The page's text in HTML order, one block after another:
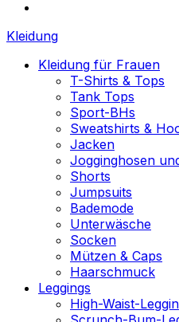
Kleidung
Kleidung für Frauen
T-Shirts & Tops
Tank Tops
Sport-BHs
Sweatshirts &
Jacken
Jogginghosen
Shorts
Jumpsuits
Bademode
Unterwäsche
Socken
Mützen & Caps
Haarschmuck
Leggings
High-Waist-